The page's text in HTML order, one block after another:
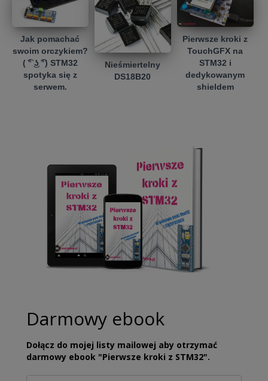
Jak pomachać
swoim orczykiem?
( ͡° ͜ʖ ͡°) STM32
spotyka się z
serwem.
Nieśmiertelny
DS18B20
Pierwsze kroki z
TouchGFX na
STM32 i
dedykowanym
shieldem
Darmowy ebook
Dołącz do mojej listy mailowej aby otrzymać
darmowy ebook "Pierwsze kroki z STM32".